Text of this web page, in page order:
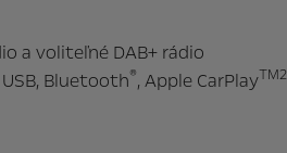
a voliteľné DAB+ rádio
Bluetooth®, Apple CarPlayTM2